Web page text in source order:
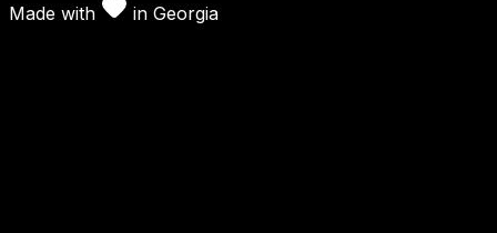
Made with in Georgia